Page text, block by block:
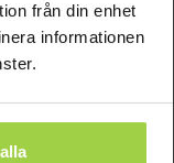
från din enhet
informationen